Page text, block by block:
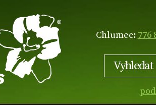
Chlumec: 776